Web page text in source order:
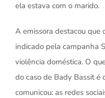
ela estava com o marido.
A emissora destacou que
indicado pela campanha
violência doméstica. O
do caso de Bady Bassit é
comunicou: as redes